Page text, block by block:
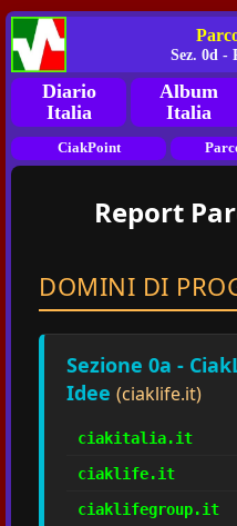
Sez. 0d -
Diario
Italia
Album
Italia
CiakPoint
Report
DOMINI DI
Sezione 0a -
Idee (ciaklife.it)
ciakitalia.it
ciaklife.it
ciaklifegroup.it